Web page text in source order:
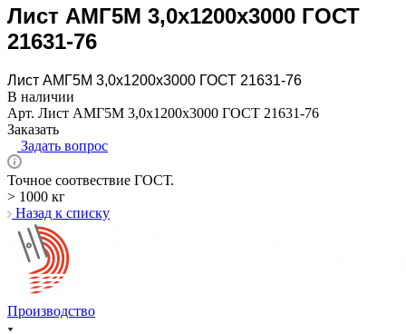
Лист АМГ5М 3,0х1200х3000 ГОСТ
21631-76
Лист АМГ5М 3,0х1200х3000 ГОСТ 21631-76
В наличии
Арт. Лист АМГ5М 3,0х1200х3000 ГОСТ 21631-76
Заказать
Задать вопрос
Точное соотвествие ГОСТ.
> 1000 кг
Назад к списку
Производство